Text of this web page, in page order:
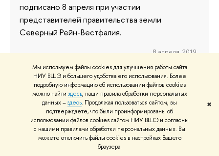
Мы используем файлы cookies для улучшения работы сайта
НИУ ВШЭ и большего удобства его использования. Более
подробную информацию об использовании файлов cookies
можно найти здесь, наши правила обработки персональных
данных –здесь. Продолжая пользоваться сайтом, вы
подтверждаете, что были проинформированы об
использовании файлов cookies сайтом НИУ ВШЭ и согласны
с нашими правилами обработки персональных данных. Вы
можете отключить файлы cookies в настройках Вашего
браузера.
✖
подписано 8 апреля при участии
представителей правительства земли
Северный Рейн-Вестфалия.
8 апреля 2019
Студенты программы
«Сравнительные социальные
исследования» смогут получить
два диплома